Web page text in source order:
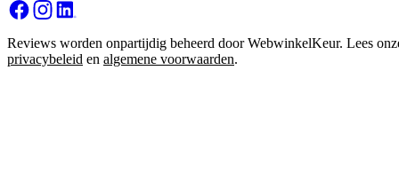
Reviews worden onpartijdig beheerd door WebwinkelKeur. Lees
privacybeleid en algemene voorwaarden.